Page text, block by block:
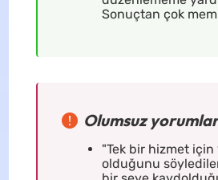
Sonuçtan çok
Olumsuz
"Tek bir hizmet için
olduğunu